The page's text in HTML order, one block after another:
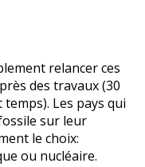
relancer ces
des travaux (30
Les pays qui
sur leur
le choix:
ou nucléaire.